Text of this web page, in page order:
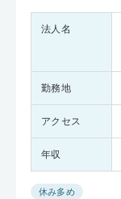
法人名
勤務地
アクセス
年収
休み多め